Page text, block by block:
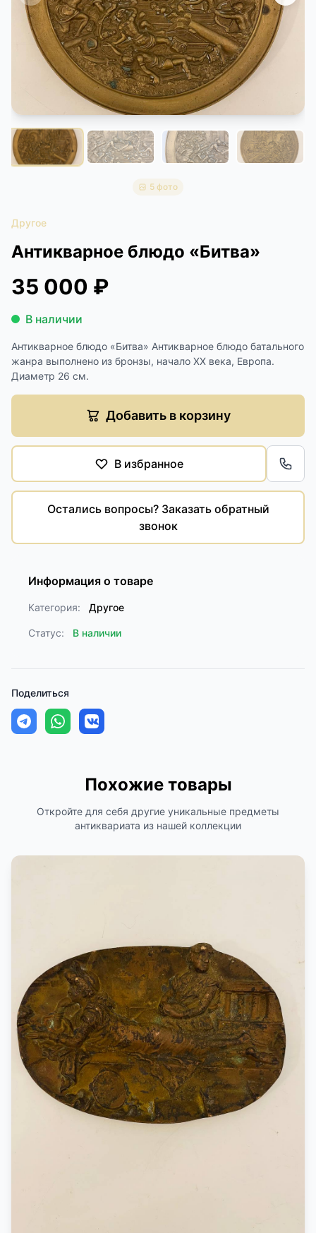
КОНТАКТЫ
ДОСТАВКА И ОПЛАТА
5 фото
Другое
Антикварное блюдо «Битва»
35 000 ₽
В наличии
Антикварное блюдо «Битва» Антикварное блюдо батального
жанра выполнено из бронзы, начало XX века, Европа.
Диаметр 26 см.
Добавить в корзину
В избранное
Остались вопросы? Заказать обратный
звонок
Информация о товаре
Категория: Другое
Статус: В наличии
Поделиться
Похожие товары
Откройте для себя другие уникальные предметы
антиквариата из нашей коллекции